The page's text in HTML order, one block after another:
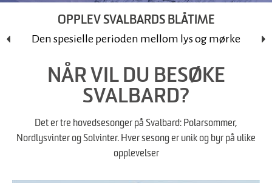
OPPLEV SVALBARDS BLÅTIME
Den spesielle perioden mellom lys og mørke
NÅR VIL DU BESØKE
SVALBARD?
Det er tre hovedsesonger på Svalbard: Polarsommer,
Nordlysvinter og Solvinter. Hver sesong er unik og byr på ulike
opplevelser